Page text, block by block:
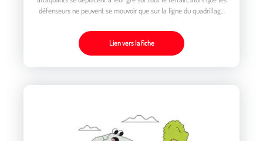
défenseurs ne peuvent se mouvoir que sur la ligne du quadrillage
Lien vers la fiche